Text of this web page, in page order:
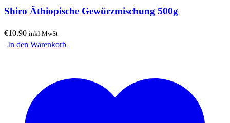
Shiro Äthiopische Gewürzmischung 500g
€10.90 inkl.MwSt
In den Warenkorb